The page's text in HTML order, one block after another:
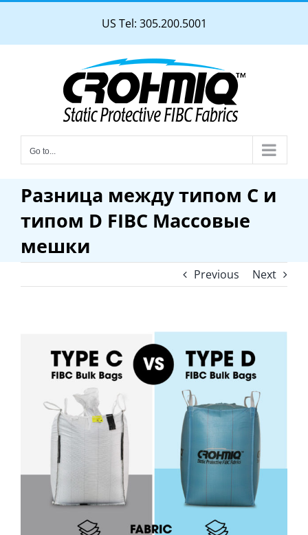
content
US Tel: 305.200.5001
Go to...
Разница между типом C и
типом D FIBC Массовые
мешки
Previous Next
Larger